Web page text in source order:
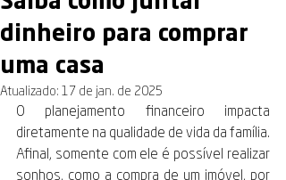
dinheiro para comprar
uma casa
Atualizado: 17 de jan. de 2025
O planejamento financeiro impacta
diretamente na qualidade de vida da família.
Afinal, somente com ele é possível realizar
sonhos, como a compra de um imóvel, por